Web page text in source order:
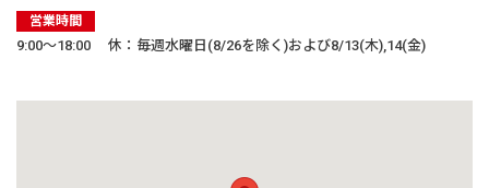
営業時間
9:00〜18:00 休：毎週水曜日(8/26を除く)および8/13(木),14(金)